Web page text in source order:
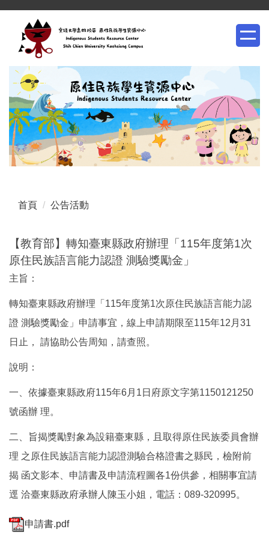
區
首頁 公告活動
【教育部】轉知臺東縣政府辦理「115年度第1次
原住民族語言能力認證 測驗獎勵金」
主旨：
轉知臺東縣政府辦理「115年度第1次原住民族語言能力認
證 測驗獎勵金」申請事宜，線上申請期限至115年12月31
日止， 請協助公告周知，請查照。
說明：
一、依據臺東縣政府115年6月1日府原文字第1150121250
號函辦 理。
二、旨揭獎勵對象為設籍臺東縣，且取得原住民族委員會辦
理 之原住民族語言能力認證測驗合格證書之縣民，檢附前
揭 函文影本、申請書及申請流程圖各1份供參，相關事宜請
逕 洽臺東縣政府承辦人陳玉小姐，電話：089-320995。
申請書.pdf